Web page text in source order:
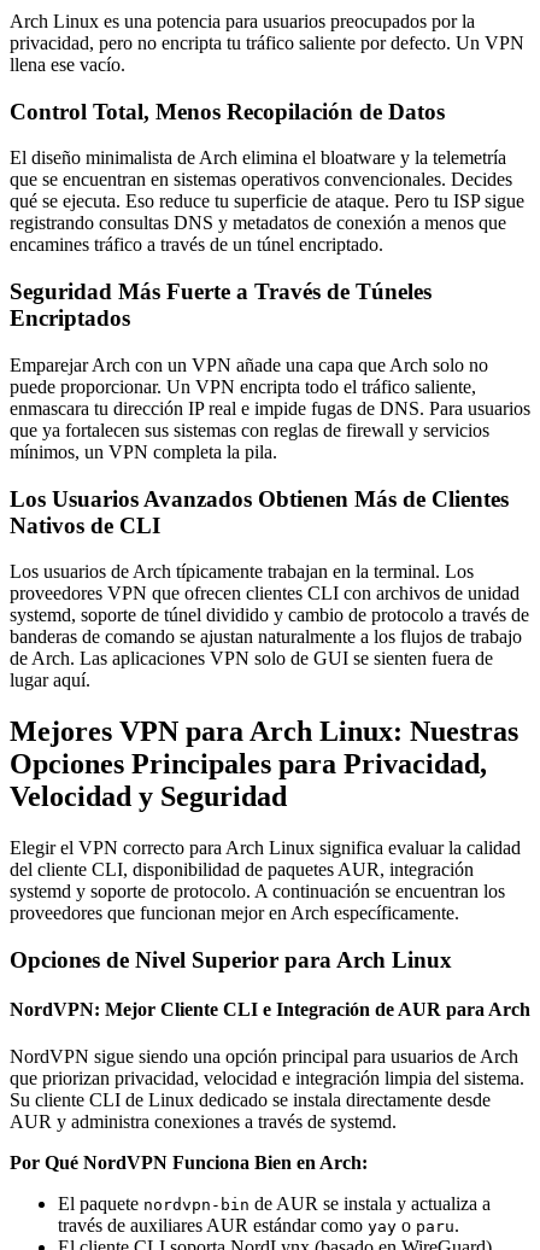
Arch Linux es una potencia para usuarios preocupados por la
privacidad, pero no encripta tu tráfico saliente por defecto. Un VPN
llena ese vacío.
Control Total, Menos Recopilación de Datos
El diseño minimalista de Arch elimina el bloatware y la telemetría
que se encuentran en sistemas operativos convencionales. Decides
qué se ejecuta. Eso reduce tu superficie de ataque. Pero tu ISP sigue
registrando consultas DNS y metadatos de conexión a menos que
encamines tráfico a través de un túnel encriptado.
Seguridad Más Fuerte a Través de Túneles
Encriptados
Emparejar Arch con un VPN añade una capa que Arch solo no
puede proporcionar. Un VPN encripta todo el tráfico saliente,
enmascara tu dirección IP real e impide fugas de DNS. Para usuarios
que ya fortalecen sus sistemas con reglas de firewall y servicios
mínimos, un VPN completa la pila.
Los Usuarios Avanzados Obtienen Más de Clientes
Nativos de CLI
Los usuarios de Arch típicamente trabajan en la terminal. Los
proveedores VPN que ofrecen clientes CLI con archivos de unidad
systemd, soporte de túnel dividido y cambio de protocolo a través de
banderas de comando se ajustan naturalmente a los flujos de trabajo
de Arch. Las aplicaciones VPN solo de GUI se sienten fuera de
lugar aquí.
Mejores VPN para Arch Linux: Nuestras
Opciones Principales para Privacidad,
Velocidad y Seguridad
Elegir el VPN correcto para Arch Linux significa evaluar la calidad
del cliente CLI, disponibilidad de paquetes AUR, integración
systemd y soporte de protocolo. A continuación se encuentran los
proveedores que funcionan mejor en Arch específicamente.
Opciones de Nivel Superior para Arch Linux
NordVPN: Mejor Cliente CLI e Integración de AUR para Arch
NordVPN sigue siendo una opción principal para usuarios de Arch
que priorizan privacidad, velocidad e integración limpia del sistema.
Su cliente CLI de Linux dedicado se instala directamente desde
AUR y administra conexiones a través de systemd.
Por Qué NordVPN Funciona Bien en Arch:
El paquete nordvpn-bin de AUR se instala y actualiza a
través de auxiliares AUR estándar como yay o paru.